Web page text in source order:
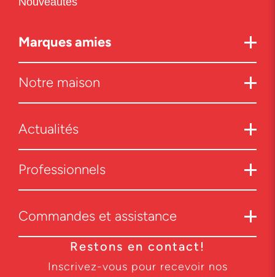
Marques amies
Notre maison
Actualités
Professionnels
Commandes et assistance
Restons en contact!
Inscrivez-vous pour recevoir nos